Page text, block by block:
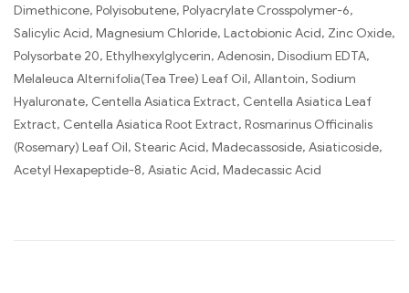
Dimethicone, Polyisobutene, Polyacrylate Crosspolymer-6,
Salicylic Acid, Magnesium Chloride, Lactobionic Acid, Zinc Oxide,
Polysorbate 20, Ethylhexylglycerin, Adenosin, Disodium EDTA,
Melaleuca Alternifolia(Tea Tree) Leaf Oil, Allantoin, Sodium
Hyaluronate, Centella Asiatica Extract, Centella Asiatica Leaf
Extract, Centella Asiatica Root Extract, Rosmarinus Officinalis
(Rosemary) Leaf Oil, Stearic Acid, Madecassoside, Asiaticoside,
Acetyl Hexapeptide-8, Asiatic Acid, Madecassic Acid